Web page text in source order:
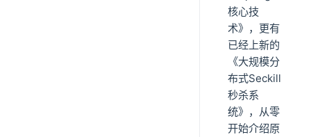
核心技
术》，更有
已经上新的
《大规模分
布式Seckill
秒杀系
统》，从零
开始介绍原